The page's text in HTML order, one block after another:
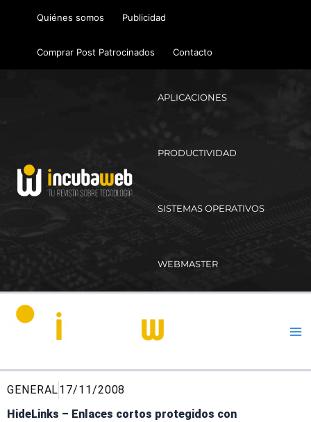
Quiénes somos Publicidad
Comprar Post Patrocinados Contacto
APLICACIONES
PRODUCTIVIDAD
SISTEMAS OPERATIVOS
WEBMASTER
GENERAL17/11/2008
HideLinks – Enlaces cortos protegidos con